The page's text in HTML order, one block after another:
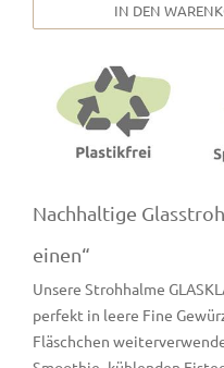
IN DEN
Nachhaltige
einen“
Unsere Strohhalme
perfekt in leere Fine
Fläschchen